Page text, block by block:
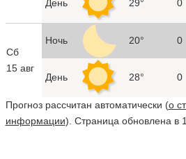
День 29° 0
Сб
15 авг
Ночь 20° 0
День 28° 0
Прогноз рассчитан автоматически (о
информации). Страница обновлена в